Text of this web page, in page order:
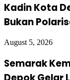
Kadin Kota
Bukan
August 5, 2026
Semarak